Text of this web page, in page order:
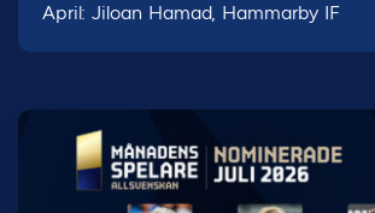
April: Jiloan Hamad, Hammarby IF